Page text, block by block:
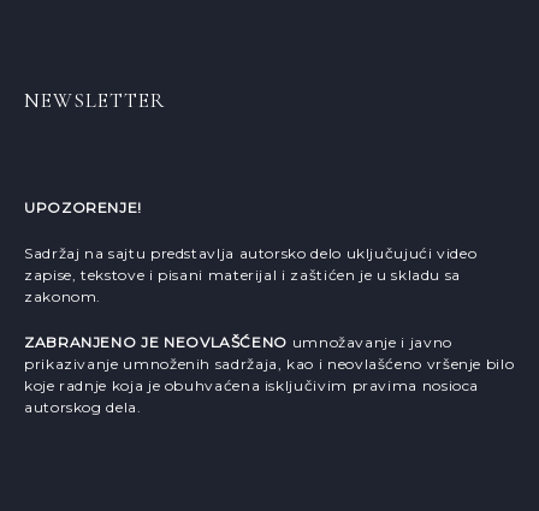
NEWSLETTER
UPOZORENJE!
Sadržaj na sajtu predstavlja autorsko delo uključujući video
zapise, tekstove i pisani materijal i zaštićen je u skladu sa
zakonom.
ZABRANJENO JE NEOVLAŠĆENO umnožavanje i javno
prikazivanje umnoženih sadržaja, kao i neovlašćeno vršenje bilo
koje radnje koja je obuhvaćena isključivim pravima nosioca
autorskog dela.